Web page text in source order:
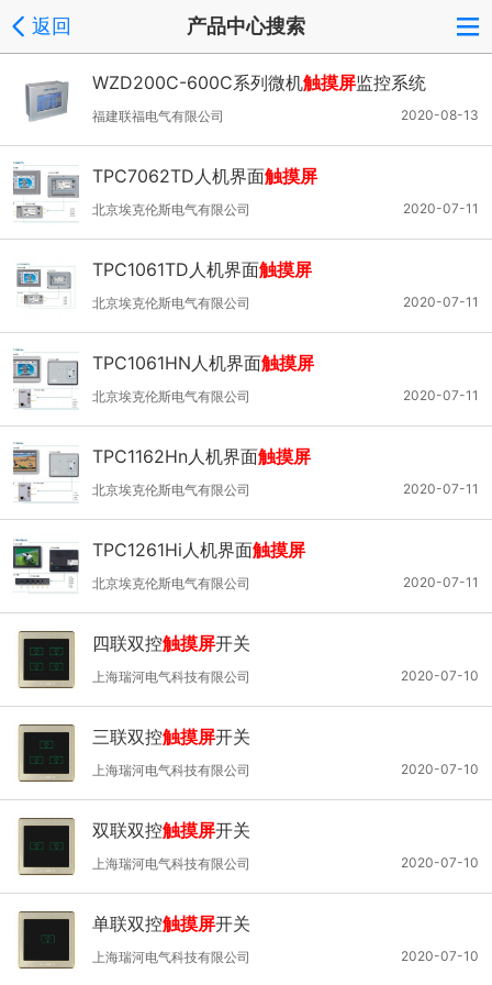
返回 产品中心搜索
WZD200C-600C系列微机触摸屏监控系统
2020-08-13
福建联福电气有限公司
TPC7062TD人机界面触摸屏
2020-07-11
北京埃克伦斯电气有限公司
TPC1061TD人机界面触摸屏
2020-07-11
北京埃克伦斯电气有限公司
TPC1061HN人机界面触摸屏
2020-07-11
北京埃克伦斯电气有限公司
TPC1162Hn人机界面触摸屏
2020-07-11
北京埃克伦斯电气有限公司
TPC1261Hi人机界面触摸屏
2020-07-11
北京埃克伦斯电气有限公司
四联双控触摸屏开关
2020-07-10
上海瑞河电气科技有限公司
三联双控触摸屏开关
2020-07-10
上海瑞河电气科技有限公司
双联双控触摸屏开关
2020-07-10
上海瑞河电气科技有限公司
单联双控触摸屏开关
2020-07-10
上海瑞河电气科技有限公司